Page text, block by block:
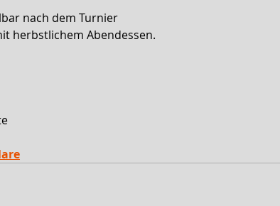
nach dem Turnier
herbstlichem Abendessen.